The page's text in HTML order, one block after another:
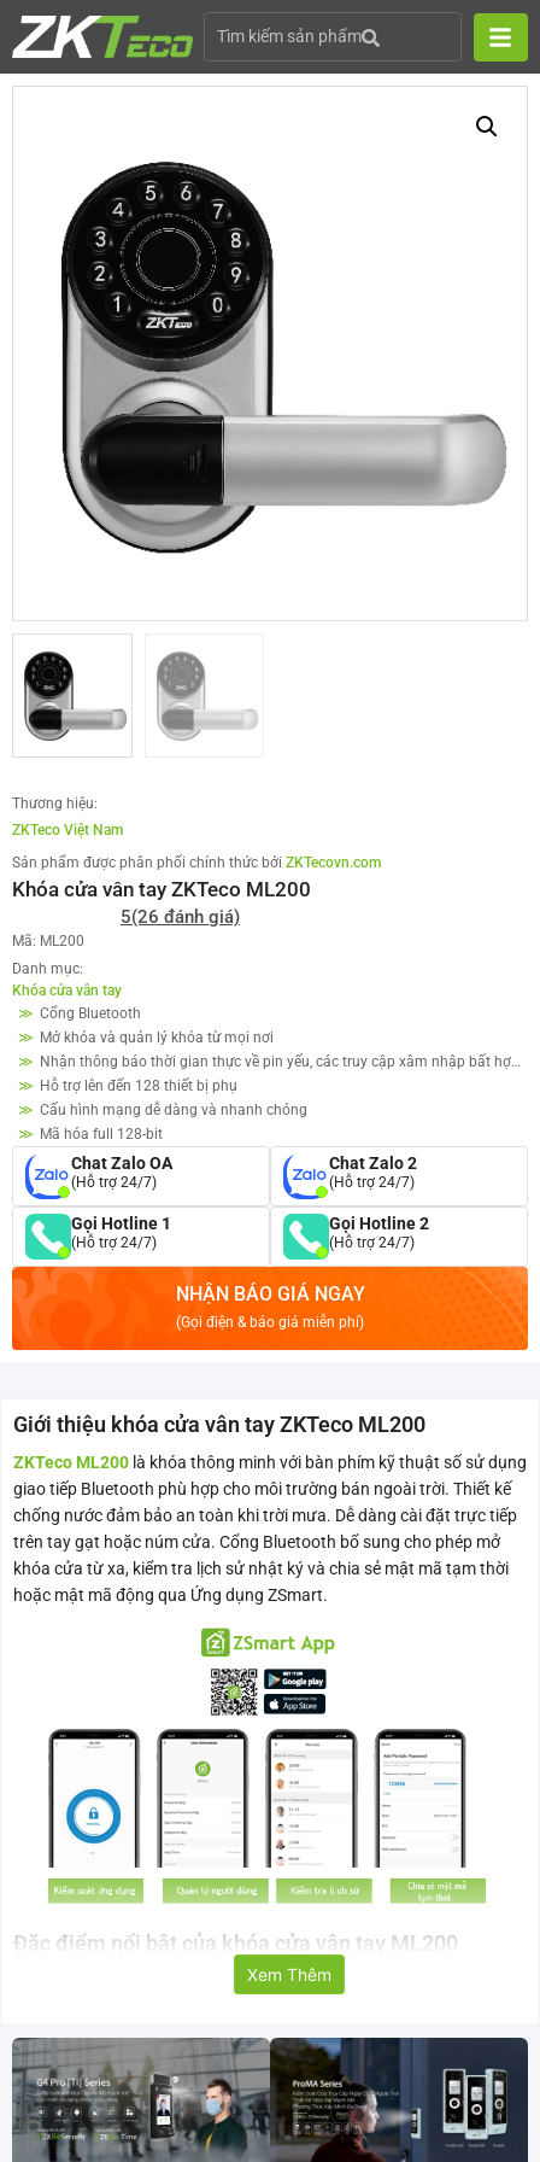
Tìm kiếm sản phẩm
Thương hiệu:
ZKTeco Việt Nam
Sản phẩm được phân phối chính thức bởi ZKTecovn.com
Khóa cửa vân tay ZKTeco ML200
5(26 đánh giá)
Mã: ML200
Danh mục:
Khóa cửa vân tay
Cổng Bluetooth
Mở khóa và quản lý khóa từ mọi nơi
Nhận thông báo thời gian thực về pin yếu, các truy cập xâm nhập bất hợp
phápHỗ trợ lên đến 128 thiết bị phụ
Cấu hình mạng dễ dàng và nhanh chóng
Mã hóa full 128-bit
Chat Zalo OA
(Hỗ trợ 24/7)
Chat Zalo 2
(Hỗ trợ 24/7)
Gọi Hotline 1
(Hỗ trợ 24/7)
Gọi Hotline 2
(Hỗ trợ 24/7)
NHẬN BÁO GIÁ NGAY
(Gọi điện & báo giá miễn phí)
Giới thiệu khóa cửa vân tay ZKTeco ML200
ZKTeco ML200 là khóa thông minh với bàn phím kỹ thuật số sử dụng
giao tiếp Bluetooth phù hợp cho môi trường bán ngoài trời. Thiết kế
chống nước đảm bảo an toàn khi trời mưa. Dễ dàng cài đặt trực tiếp
trên tay gạt hoặc núm cửa. Cổng Bluetooth bổ sung cho phép mở
khóa cửa từ xa, kiểm tra lịch sử nhật ký và chia sẻ mật mã tạm thời
hoặc mật mã động qua Ứng dụng ZSmart.
Đặc điểm nổi bật của khóa cửa vân tay ML200
Hoạt động với Amazon Alexa và Google Assistant
Nhận thông báo thời gian thực về pin yếu,
các truy cập xâm nhập bất hợp pháp
Hỗ trợ lên đến 128 thiết bị phụ
Cấu hình mạng dễ dàng và nhanh chóng
Xem Thêm